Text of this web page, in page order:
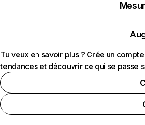
Tu veux en savoir plus ? Crée un
tendances et découvrir ce qui se passe